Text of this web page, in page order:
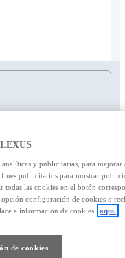
y publicitarias, para mejorar
publicitarios para mostrar
todas las cookies en el botón
configuración de cookies o
a información de cookies
aquí.
de cookies